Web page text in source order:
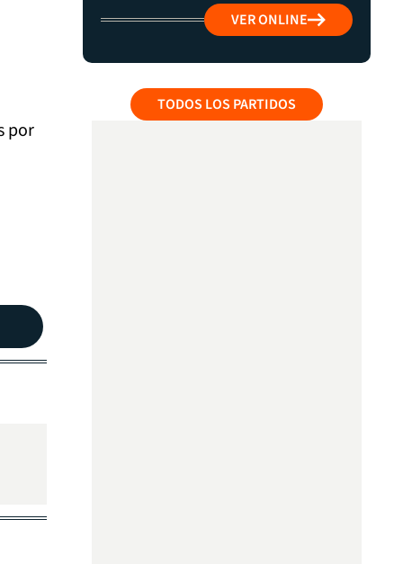
por
VER ONLINE
TODOS LOS PARTIDOS